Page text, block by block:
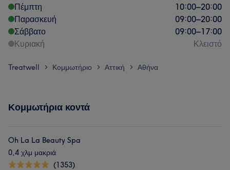
Πέμπτη
10:00–20:00
Παρασκευή
09:00–20:00
Σάββατο
09:00–17:00
Κυριακή
Κλειστό
Treatwell > Κομμωτήριο > Αττική > Αθήνα
Κομμωτήρια κοντά
Oh La La Beauty Spa
0,4 χλμ μακριά
(1353)